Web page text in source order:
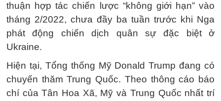
thuận hợp tác chiến lược “không giới hạn” vào
tháng 2/2022, chưa đầy ba tuần trước khi Nga
phát động chiến dịch quân sự đặc biệt ở
Ukraine.
Hiện tại, Tổng thống Mỹ Donald Trump đang có
chuyến thăm Trung Quốc. Theo thông cáo báo
chí của Tân Hoa Xã, Mỹ và Trung Quốc nhất trí